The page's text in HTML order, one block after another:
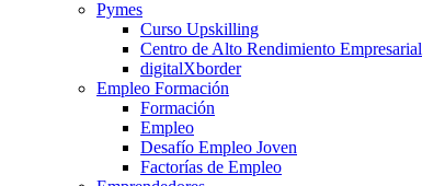
Pymes
Curso Upskilling
Centro de Alto Rendimiento Empresarial
digitalXborder
Empleo Formación
Formación
Empleo
Desafío Empleo Joven
Factorías de Empleo